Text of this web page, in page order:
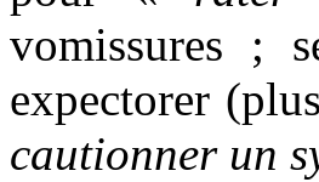
vomissures ;
expectorer
cautionner un